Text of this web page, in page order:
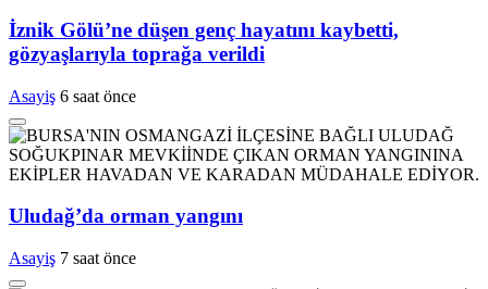
İznik Gölü’ne düşen genç hayatını kaybetti,
gözyaşlarıyla toprağa verildi
Asayiş 6 saat önce
Uludağ’da orman yangını
Asayiş 7 saat önce